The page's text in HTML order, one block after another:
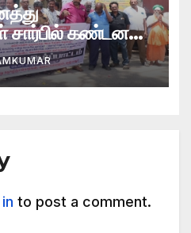
சார்பில் கண்டன
to post a comment.